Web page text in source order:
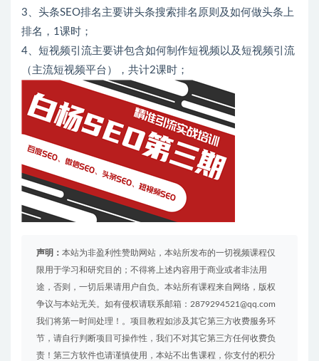
3、头条SEO排名主要讲头条搜索排名原则及如何做头条上
排名，1课时；
4、短视频引流主要讲包含如何制作短视频以及短视频引流
（主流短视频平台），共计2课时；
声明： 本站为非盈利性赞助网站，本站所发布的一切视频课程仅
限用于学习和研究目的；不得将上述内容用于商业或者非法用
途，否则，一切后果请用户自负。本站所有课程来自网络，版权
争议与本站无关。如有侵权请联系邮箱：2879294521@qq.com
我们将第一时间处理！。项目教程如涉及其它第三方收费服务环
节，请自行判断项目可操作性，我们不对其它第三方任何收费负
责！第三方软件也请谨慎使用，本站不出售课程，你支付的积分